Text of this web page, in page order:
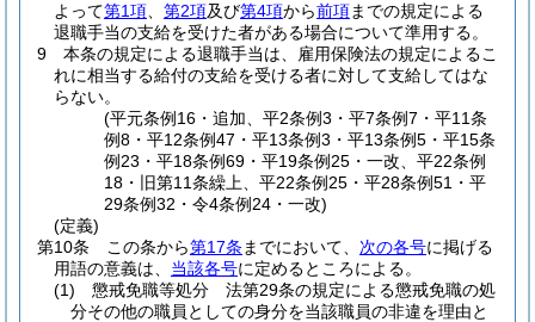
よって第1項 第2項及び第4項から前項までの規定による
退職手当の支給を受けた者がある場合について準用する。
9
本条の規定による退職手当は、雇用保険法の規定によるこ
れに相当する給付の支給を受ける者に対して支給してはな
らない。
(平元条例16・追加、平2条例3・平7条例7・平11条
例8・平12条例47・平13条例3・平13条例5・平15条
例23・平18条例69・平19条例25・一改、平22条例
18・旧第11条繰上、平22条例25・平28条例51・平
29条例32・令4条例24・一改)
(定義)
第10条
この条から第17条 までにおいて、 次の各号に掲げる
用語の意義は、 当該各号に定めるところによる。
(1)
懲戒免職等処分 法第29条の規定による懲戒免職の処
分その他の職員としての身分を当該職員の非違を理由と